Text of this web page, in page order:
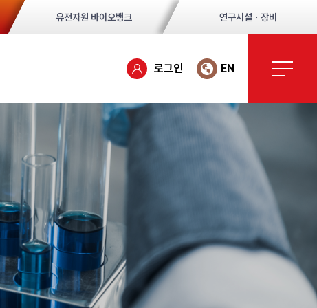
유전자원 바이오뱅크 연구시설ㆍ장비
로그인 EN